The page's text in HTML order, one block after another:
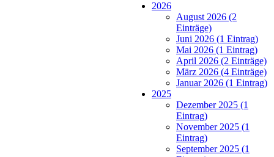
2026
August 2026 (2
Einträge)
Juni 2026 (1 Eintrag)
Mai 2026 (1 Eintrag)
April 2026 (2 Einträge)
März 2026 (4 Einträge)
Januar 2026 (1 Eintrag)
2025
Dezember 2025 (1
Eintrag)
November 2025 (1
Eintrag)
September 2025 (1